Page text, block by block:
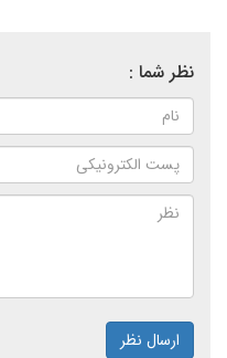
نظر شما :
ارسال نظر